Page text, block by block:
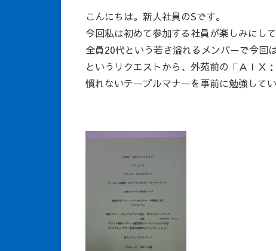
こんにちは。新人社員のSです。
今回私は初めて参加する社員が楽しみにし
全員20代という若さ溢れるメンバーで今回
というリクエストから、外苑前の「ＡＩＸ
慣れないテーブルマナーを事前に勉強して